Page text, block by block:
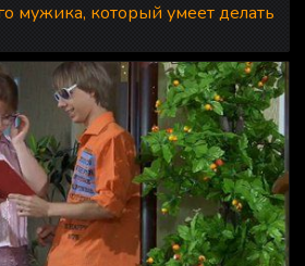
мужика, который умеет делать